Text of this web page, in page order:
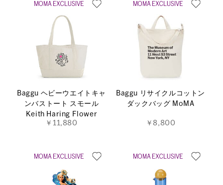
Baggu ヘビーウエイトキャ
ンバストート スモール
Keith Haring Flower
￥11,880
Baggu リサイクルコットン
ダックバッグ MoMA
￥8,800